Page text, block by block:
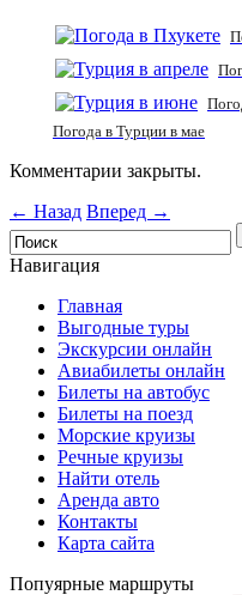
Погода в Турции в мае
Комментарии закрыты.
← Назад Вперед →
Навигация
Главная
Выгодные туры
Экскурсии онлайн
Авиабилеты онлайн
Билеты на автобус
Билеты на поезд
Морские круизы
Речные круизы
Найти отель
Аренда авто
Контакты
Карта сайта
Попуярные маршруты